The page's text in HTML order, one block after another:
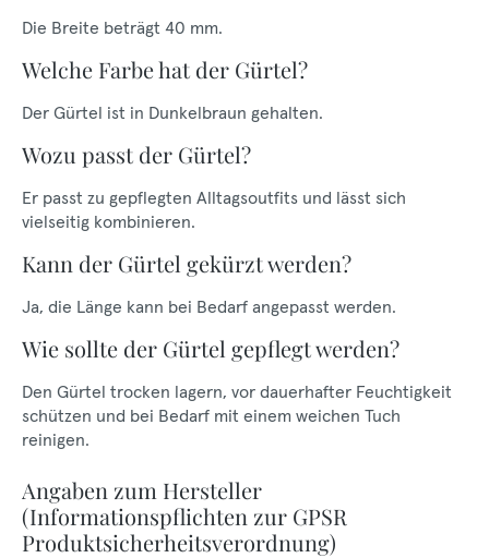
Die Breite beträgt 40 mm.
Welche Farbe hat der Gürtel?
Der Gürtel ist in Dunkelbraun gehalten.
Wozu passt der Gürtel?
Er passt zu gepflegten Alltagsoutfits und lässt sich
vielseitig kombinieren.
Kann der Gürtel gekürzt werden?
Ja, die Länge kann bei Bedarf angepasst werden.
Wie sollte der Gürtel gepflegt werden?
Den Gürtel trocken lagern, vor dauerhafter Feuchtigkeit
schützen und bei Bedarf mit einem weichen Tuch
reinigen.
Angaben zum Hersteller
(Informationspflichten zur GPSR
Produktsicherheitsverordnung)